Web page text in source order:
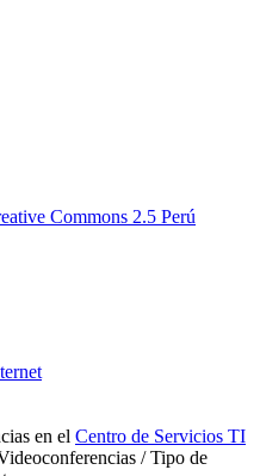
Commons 2.5 Perú
en el Centro de Servicios TI
/ Tipo de